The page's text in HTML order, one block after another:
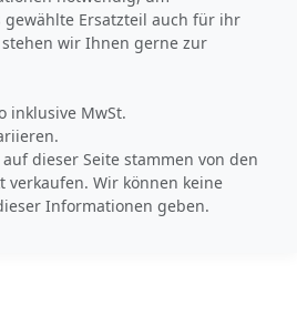
gewählte Ersatzteil auch für ihr
wir Ihnen gerne zur
inklusive MwSt.
dieser Seite stammen von den
verkaufen. Wir können keine
Informationen geben.